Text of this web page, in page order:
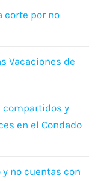
corte por no
Vacaciones de
compartidos y
en el Condado
no cuentas con